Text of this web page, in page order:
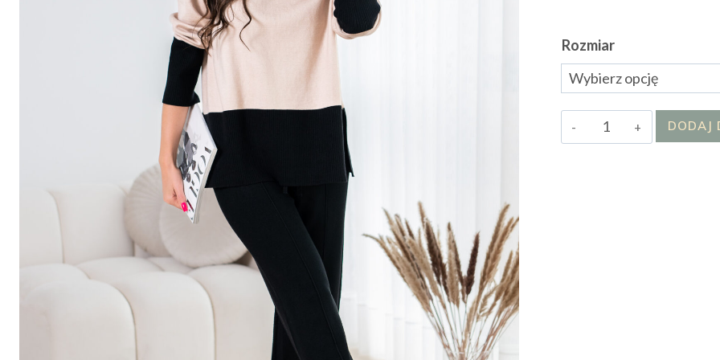
Rozmiar
ilość
Komplet
DODAJ